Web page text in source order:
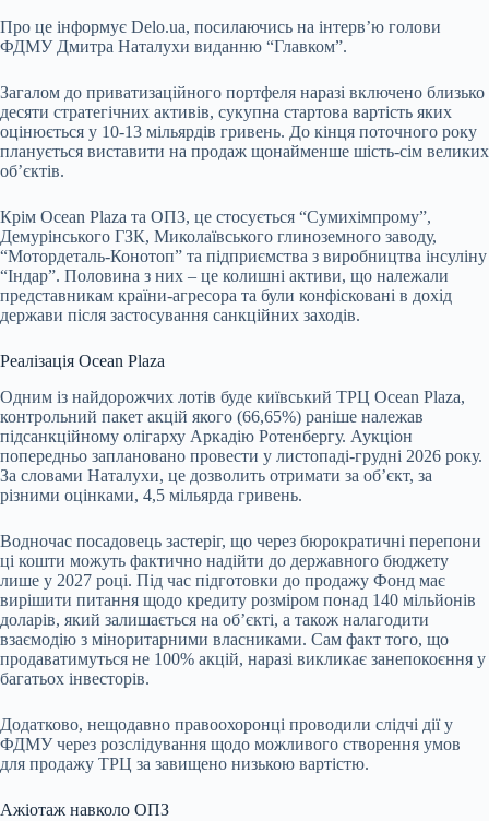
Про це інформує Delo.ua, посилаючись на інтерв’ю голови
ФДМУ Дмитра Наталухи виданню “Главком”.
Загалом до приватизаційного портфеля наразі включено близько
десяти стратегічних активів, сукупна стартова вартість яких
оцінюється у 10-13 мільярдів гривень. До кінця поточного року
планується виставити на продаж щонайменше шість-сім великих
об’єктів.
Крім Ocean Plaza та ОПЗ, це стосується “Сумихімпрому”,
Демурінського ГЗК, Миколаївського глиноземного заводу,
“Мотордеталь-Конотоп” та підприємства з виробництва інсуліну
“Індар”. Половина з них – це колишні активи, що належали
представникам країни-агресора та були конфісковані в дохід
держави після застосування санкційних заходів.
Реалізація Ocean Plaza
Одним із найдорожчих лотів буде київський ТРЦ Ocean Plaza,
контрольний пакет акцій якого (66,65%) раніше належав
підсанкційному олігарху Аркадію Ротенбергу. Аукціон
попередньо заплановано провести у листопаді-грудні 2026 року.
За словами Наталухи, це дозволить отримати за об’єкт, за
різними оцінками, 4,5 мільярда гривень.
Водночас посадовець застеріг, що через бюрократичні перепони
ці кошти можуть фактично надійти до державного бюджету
лише у 2027 році. Під час підготовки до продажу Фонд має
вирішити питання щодо кредиту розміром понад 140 мільйонів
доларів, який залишається на об’єкті, а також налагодити
взаємодію з міноритарними власниками. Сам факт того, що
продаватимуться не 100% акцій, наразі викликає занепокоєння у
багатьох інвесторів.
Додатково, нещодавно правоохоронці проводили слідчі дії у
ФДМУ через розслідування щодо можливого створення умов
для продажу ТРЦ за завищено низькою вартістю.
Ажіотаж навколо ОПЗ